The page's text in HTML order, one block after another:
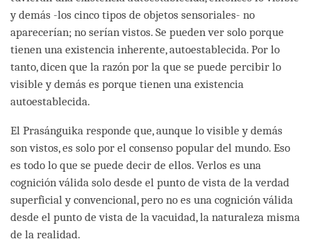
y demás -los cinco tipos de objetos sensoriales- no
aparecerían; no serían vistos. Se pueden ver solo porque
tienen una existencia inherente, autoestablecida. Por lo
tanto, dicen que la razón por la que se puede percibir lo
visible y demás es porque tienen una existencia
autoestablecida.
El Prasánguika responde que, aunque lo visible y demás
son vistos, es solo por el consenso popular del mundo. Eso
es todo lo que se puede decir de ellos. Verlos es una
cognición válida solo desde el punto de vista de la verdad
superficial y convencional, pero no es una cognición válida
desde el punto de vista de la vacuidad, la naturaleza misma
de la realidad.